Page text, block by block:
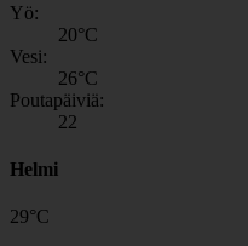
Yö:
20°C
Vesi:
26°C
Poutapäiviä:
22
Helmi
29°C